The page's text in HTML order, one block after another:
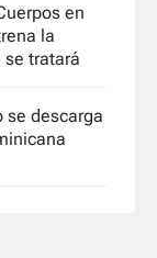
en
la
se tratará
se descarga